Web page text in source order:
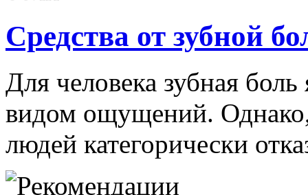
Средства от зубной
Для человека зубная
видом ощущений.
людей категорически